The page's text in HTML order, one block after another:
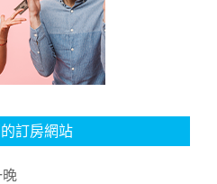
訂房網站
晚